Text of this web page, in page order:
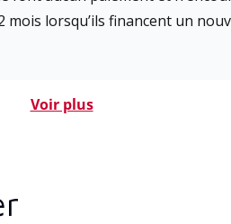
lorsqu’ils financent un
Voir plus